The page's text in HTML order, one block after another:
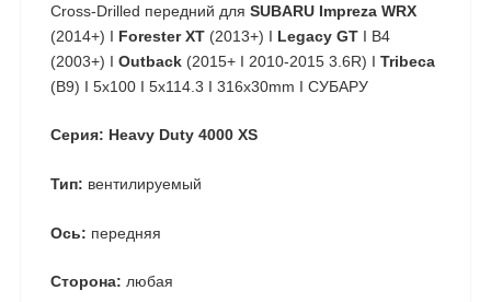
Cross-Drilled передний для SUBARU Impreza WRX
(2014+) I Forester XT (2013+) I Legacy GT I B4
(2003+) I Outback (2015+ I 2010-2015 3.6R) I Tribeca
(B9) I 5x100 I 5x114.3 I 316x30mm I СУБАРУ
Серия: Heavy Duty 4000 XS
Тип: вентилируемый
Ось: передняя
Сторона: любая